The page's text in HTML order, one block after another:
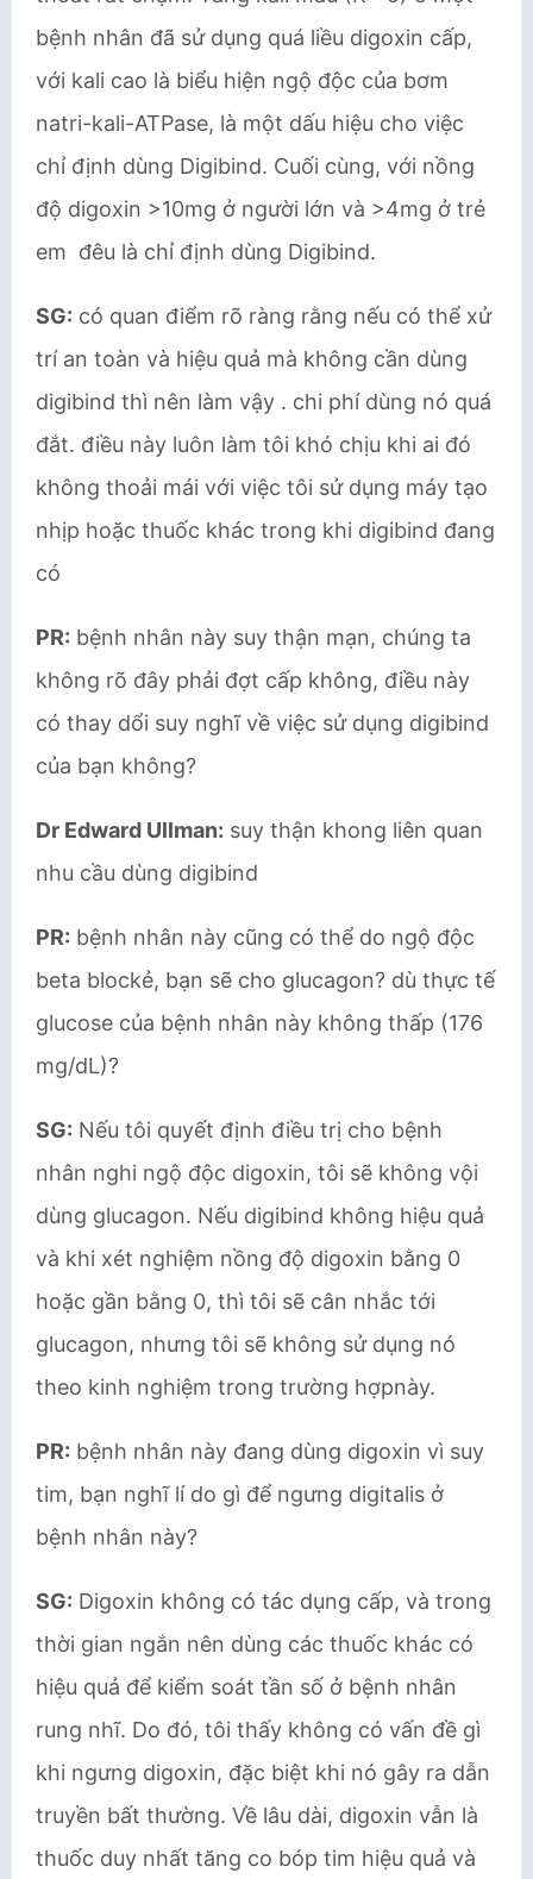
bệnh nhân đã sử dụng quá liều digoxin cấp,
với kali cao là biểu hiện ngộ độc của bơm
natri-kali-ATPase, là một dấu hiệu cho việc
chỉ định dùng Digibind. Cuối cùng, với nồng
độ digoxin >10mg ở người lớn và >4mg ở trẻ
em đêu là chỉ định dùng Digibind.
SG: có quan điểm rõ ràng rằng nếu có thể xử
trí an toàn và hiệu quả mà không cần dùng
digibind thì nên làm vậy . chi phí dùng nó quá
đắt. điều này luôn làm tôi khó chịu khi ai đó
không thoải mái với việc tôi sử dụng máy tạo
nhịp hoặc thuốc khác trong khi digibind đang
có
PR: bệnh nhân này suy thận mạn, chúng ta
không rõ đây phải đợt cấp không, điều này
có thay dổi suy nghĩ về việc sử dụng digibind
của bạn không?
Dr Edward Ullman: suy thận khong liên quan
nhu cầu dùng digibind
PR: bệnh nhân này cũng có thể do ngộ độc
beta blockẻ, bạn sẽ cho glucagon? dù thực tế
glucose của bệnh nhân này không thấp (176
mg/dL)?
SG: Nếu tôi quyết định điều trị cho bệnh
nhân nghi ngộ độc digoxin, tôi sẽ không vội
dùng glucagon. Nếu digibind không hiệu quả
và khi xét nghiệm nồng độ digoxin bằng 0
hoặc gần bằng 0, thì tôi sẽ cân nhắc tới
glucagon, nhưng tôi sẽ không sử dụng nó
theo kinh nghiệm trong trường hợpnày.
PR: bệnh nhân này đang dùng digoxin vì suy
tim, bạn nghĩ lí do gì để ngưng digitalis ở
bệnh nhân này?
SG: Digoxin không có tác dụng cấp, và trong
thời gian ngắn nên dùng các thuốc khác có
hiệu quả để kiểm soát tần số ở bệnh nhân
rung nhĩ. Do đó, tôi thấy không có vấn đề gì
khi ngưng digoxin, đặc biệt khi nó gây ra dẫn
truyền bất thường. Về lâu dài, digoxin vẫn là
thuốc duy nhất tăng co bóp tim hiệu quả và